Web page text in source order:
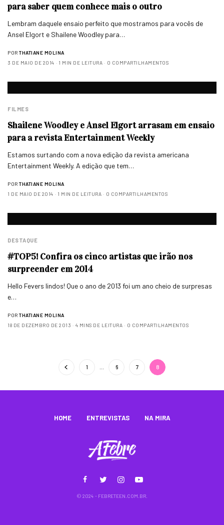
para saber quem conhece mais o outro
Lembram daquele ensaio perfeito que mostramos para vocês de
Ansel Elgort e Shailene Woodley para…
POR THATIANE MOLINA
3 DE MAIO DE 2014
1 MIN DE LEITURA 0 COMPARTILHAMENTOS
FILMES
Shailene Woodley e Ansel Elgort arrasam em ensaio
para a revista Entertainment Weekly
Estamos surtando com a nova edição da revista americana
Entertainment Weekly. A edição que tem…
POR THATIANE MOLINA
1 DE MAIO DE 2014
1 MIN DE LEITURA 0 COMPARTILHAMENTOS
DESTAQUE
#TOP5! Confira os cinco artistas que irão nos
surpreender em 2014
Hello Fevers lindos! Que o ano de 2013 foi um ano cheio de surpresas
e…
POR THATIANE MOLINA
18 DE DEZEMBRO DE 2013
4 MINS DE LEITURA 0 COMPARTILHAMENTOS
1 6 7 8
HOME ENTREVISTAS NA MIRA
© 2024 - FEBRETEEN.COM.BR.